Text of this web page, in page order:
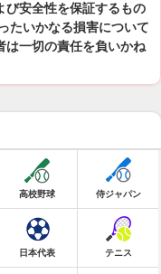
び安全性を保証するもの
たいかなる損害について
は一切の責任を負いかね
高校野球 侍ジャパン
日本代表 テニス